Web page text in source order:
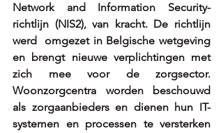
Network and Information Security-
richtlijn (NIS2), van kracht. De richtlijn
werd  omgezet in Belgische wetgeving
en brengt nieuwe verplichtingen met
zich mee voor de zorgsector.
Woonzorgcentra worden beschouwd
als zorgaanbieders en dienen hun IT-
systemen en processen te versterken